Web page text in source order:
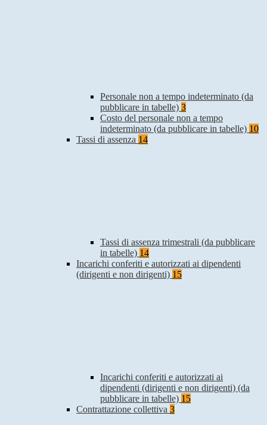
Personale non a tempo indeterminato (da
pubblicare in tabelle) 3
Costo del personale non a tempo
indeterminato (da pubblicare in tabelle) 10
Tassi di assenza 14
Tassi di assenza trimestrali (da pubblicare
in tabelle) 14
Incarichi conferiti e autorizzati ai dipendenti
(dirigenti e non dirigenti) 15
Incarichi conferiti e autorizzati ai
dipendenti (dirigenti e non dirigenti) (da
pubblicare in tabelle) 15
Contrattazione collettiva 3